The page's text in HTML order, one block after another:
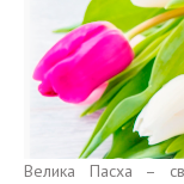
Велика Пасха –